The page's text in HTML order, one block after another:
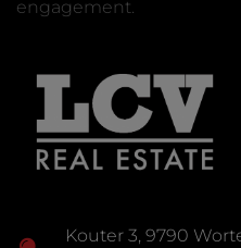
engagement.
Kouter 3, 9790